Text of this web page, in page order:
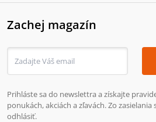
Zachej magazín
Prihláste sa do newslettra a získajte
ponukách, akciách a zľavách. Zo
odhlásiť.